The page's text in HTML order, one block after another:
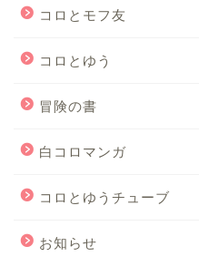
コロとモフ友
コロとゆう
冒険の書
白コロマンガ
コロとゆうチューブ
お知らせ